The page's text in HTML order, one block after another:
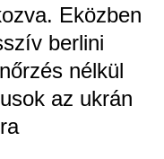
Eközben
berlini
nélkül
az ukrán